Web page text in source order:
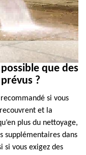
que des
?
si vous
et la
plus du nettoyage,
supplémentaires dans
si vous exigez des